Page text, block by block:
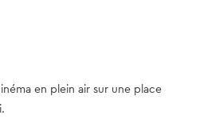
en plein air sur une place